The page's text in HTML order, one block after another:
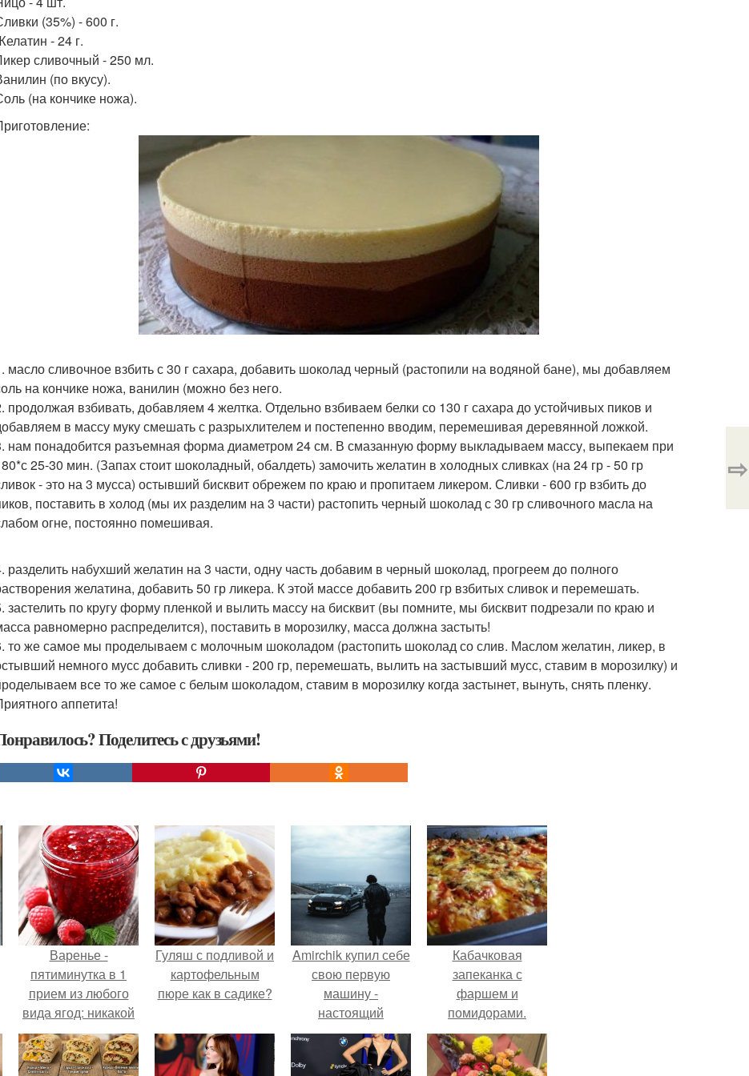
(35%) - 600 г.
- 24 г.
сливочный - 250 мл.
(по вкусу).
(на кончике ножа).
масло сливочное взбить с 30 г сахара, добавить шоколад черный (растопили на водяной бане), мы добавляем
на кончике ножа, ванилин (можно без него.
продолжая взбивать, добавляем 4 желтка. Отдельно взбиваем белки со 130 г сахара до устойчивых пиков и
в массу муку смешать с разрыхлителем и постепенно вводим, перемешивая деревянной ложкой.
нам понадобится разъемная форма диаметром 24 см. В смазанную форму выкладываем массу, выпекаем при
25-30 мин. (Запах стоит шоколадный, обалдеть) замочить желатин в холодных сливках (на 24 гр - 50 гр
- это на 3 мусса) остывший бисквит обрежем по краю и пропитаем ликером. Сливки - 600 гр взбить до
поставить в холод (мы их разделим на 3 части) растопить черный шоколад с 30 гр сливочного масла на
огне, постоянно помешивая.
разделить набухший желатин на 3 части, одну часть добавим в черный шоколад, прогреем до полного
желатина, добавить 50 гр ликера. К этой массе добавить 200 гр взбитых сливок и перемешать.
застелить по кругу форму пленкой и вылить массу на бисквит (вы помните, мы бисквит подрезали по краю и
равномерно распределится), поставить в морозилку, масса должна застыть!
то же самое мы проделываем с молочным шоколадом (растопить шоколад со слив. Маслом желатин, ликер, в
немного мусс добавить сливки - 200 гр, перемешать, вылить на застывший мусс, ставим в морозилку) и
все то же самое с белым шоколадом, ставим в морозилку когда застынет, вынуть, снять пленку.
аппетита!
Поделитесь с друзьями!
⇨
Варенье -
пятиминутка в 1
прием из любого
вида ягод: никакой
длительной варки,
все витамины на
месте!
Гуляш с подливой и
картофельным
пюре как в садике?
Amirchik купил себе
свою первую
машину -
настоящий
автомобиль мечты
для многих
автолюбителей.
Кабачковая
запеканка с
фаршем и
помидорами.